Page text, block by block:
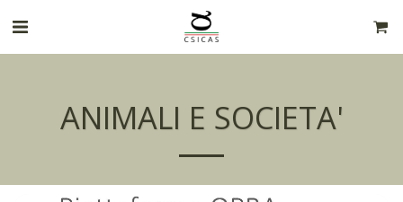
ANIMALI E SOCIETA'